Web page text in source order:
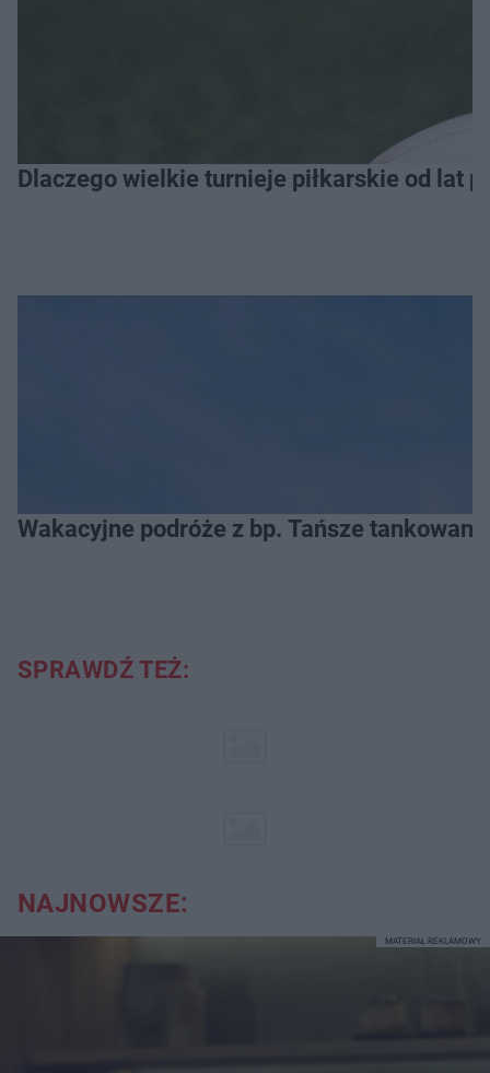
Dlaczego wielkie turnieje piłkarskie od lat
Wakacyjne podróże z bp. Tańsze
SPRAWDŹ TEŻ:
NAJNOWSZE:
MATERIAŁ REKLAMOWY